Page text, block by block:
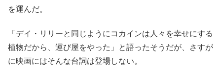
を運んだ。
「デイ・リリーと同じようにコカインは人々を幸せにする
植物だから、運び屋をやった」と語ったそうだが、さすが
に映画にはそんな台詞は登場しない。